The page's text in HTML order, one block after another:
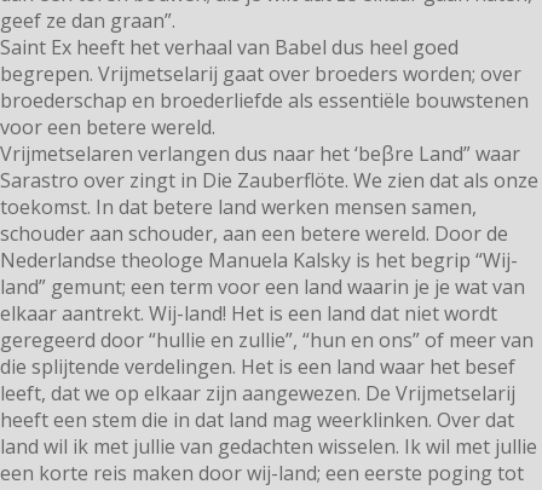
geef ze dan graan”.
Saint Ex heeft het verhaal van Babel dus heel goed
begrepen. Vrijmetselarij gaat over broeders worden; over
broederschap en broederliefde als essentiële bouwstenen
voor een betere wereld.
Vrijmetselaren verlangen dus naar het ‘beβre Land” waar
Sarastro over zingt in Die Zauberflöte. We zien dat als onze
toekomst. In dat betere land werken mensen samen,
schouder aan schouder, aan een betere wereld. Door de
Nederlandse theologe Manuela Kalsky is het begrip “Wij-
land” gemunt; een term voor een land waarin je je wat van
elkaar aantrekt. Wij-land! Het is een land dat niet wordt
geregeerd door “hullie en zullie”, “hun en ons” of meer van
die splijtende verdelingen. Het is een land waar het besef
leeft, dat we op elkaar zijn aangewezen. De Vrijmetselarij
heeft een stem die in dat land mag weerklinken. Over dat
land wil ik met jullie van gedachten wisselen. Ik wil met jullie
een korte reis maken door wij-land; een eerste poging tot